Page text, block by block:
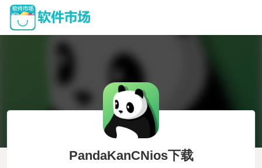
PandaKanCNios下载